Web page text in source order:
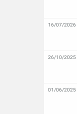
16/07/2026
26/10/2025
01/06/2025